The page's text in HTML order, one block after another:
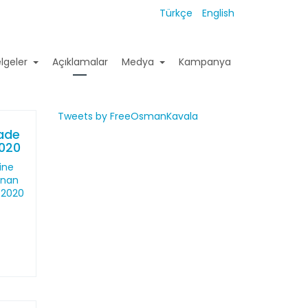
Türkçe English
Açıklamalar Medya Kampanya
Tweets by FreeOsmanKavala